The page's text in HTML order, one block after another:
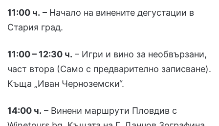
11:00 ч. – Начало на винените дегустации в
Стария град.
11:00 – 12:30 ч. – Игри и вино за необвързани,
част втора (Само с предварително записване).
Къща „Иван Черноземски“.
14:00 ч. – Винени маршрути Пловдив с